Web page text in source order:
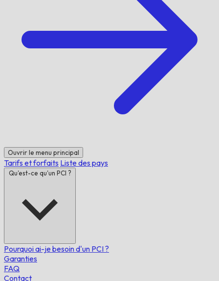
Ouvrir le menu principal
Tarifs et forfaits Liste des pays
Qu'est-ce qu'un PCI ?
Pourquoi ai-je besoin d'un PCI ?
Garanties
FAQ
Contact